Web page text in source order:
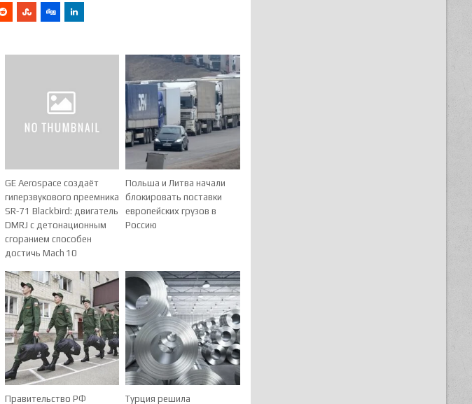
GE Aerospace создаёт
гиперзвукового преемника
SR‑71 Blackbird: двигатель
DMRJ с детонационным
сгоранием способен
достичь Mach 10
Польша и Литва начали
блокировать поставки
европейских грузов в
Россию
Правительство РФ Турция решила